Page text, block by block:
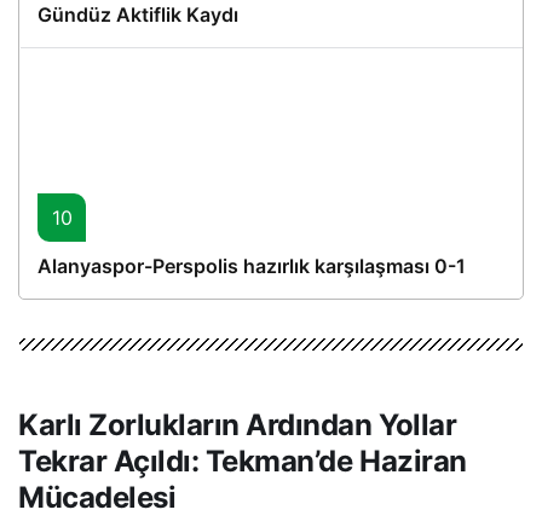
Gündüz Aktiflik Kaydı
10
Alanyaspor-Perspolis hazırlık karşılaşması 0-1
Karlı Zorlukların Ardından Yollar
Tekrar Açıldı: Tekman’de Haziran
Mücadelesi